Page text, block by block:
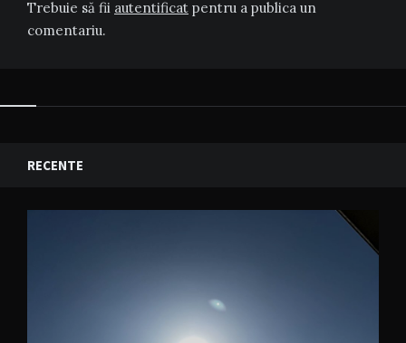
Trebuie să fii autentificat pentru a publica un
comentariu.
RECENTE